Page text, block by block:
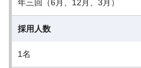
年三回（6月、12月、3月）
採用人数
1名